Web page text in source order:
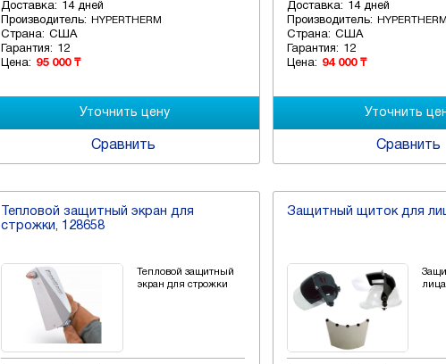
Доставка:
14 дней
Производитель:
HYPERTHERM
Страна: США
Гарантия:
12
Цена: 95 000 ₸
Сравнить
Доставка:
14 дней
Производитель:
HYPERTHERM
Страна: США
Гарантия:
12
Цена: 94 000 ₸
Сравнить
Тепловой защитный экран для
строжки, 128658
Тепловой защитный
экран для строжки
Защитный щиток для
лица